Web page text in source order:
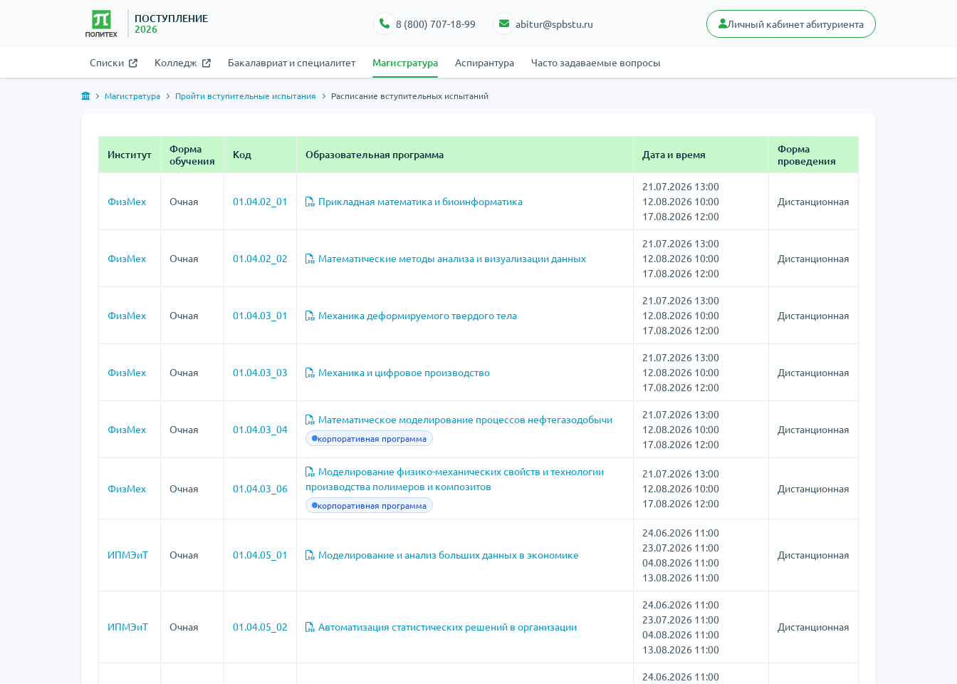
ПОСТУПЛЕНИЕ
2026 8 (800) 707-18-99 abitur@spbstu.ru Личный кабинет абитуриента
Списки Колледж Бакалавриат и специалитет Магистратура Аспирантура Часто задаваемые вопросы
Магистратура Пройти вступительные испытания Расписание вступительных испытаний
Институт
Форма
обучения
Код Образовательная программа Дата и время
Форма
проведения
ФизМех Очная 01.04.02_01 Прикладная математика и биоинформатика
21.07.2026 13:00
12.08.2026 10:00
17.08.2026 12:00
Дистанционная
ФизМех Очная 01.04.02_02 Математические методы анализа и визуализации данных
21.07.2026 13:00
12.08.2026 10:00
17.08.2026 12:00
Дистанционная
ФизМех Очная 01.04.03_01 Механика деформируемого твердого тела
21.07.2026 13:00
12.08.2026 10:00
17.08.2026 12:00
Дистанционная
ФизМех Очная 01.04.03_03 Механика и цифровое производство
21.07.2026 13:00
12.08.2026 10:00
17.08.2026 12:00
Дистанционная
ФизМех Очная 01.04.03_04
Математическое моделирование процессов нефтегазодобычи
корпоративная программа
21.07.2026 13:00
12.08.2026 10:00
17.08.2026 12:00
Дистанционная
ФизМех Очная 01.04.03_06
Моделирование физико-механических свойств и технологии
производства полимеров и композитов
корпоративная программа
21.07.2026 13:00
12.08.2026 10:00
17.08.2026 12:00
Дистанционная
ИПМЭиТ Очная 01.04.05_01 Моделирование и анализ больших данных в экономике
24.06.2026 11:00
23.07.2026 11:00
04.08.2026 11:00
13.08.2026 11:00
Дистанционная
ИПМЭиТ Очная 01.04.05_02 Автоматизация статистических решений в организации
24.06.2026 11:00
23.07.2026 11:00
04.08.2026 11:00
13.08.2026 11:00
Дистанционная
24.06.2026 11:00